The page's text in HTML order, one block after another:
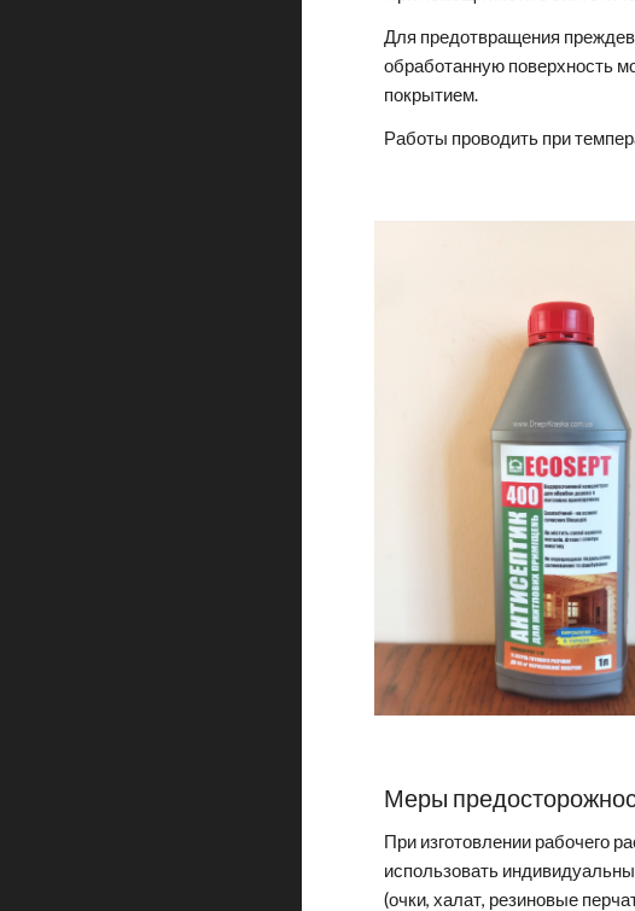
Для предотвращения
обработанную поверхность
покрытием.
Работы проводить при
Меры
При изготовлении рабочего
использовать
(очки, халат, резиновые